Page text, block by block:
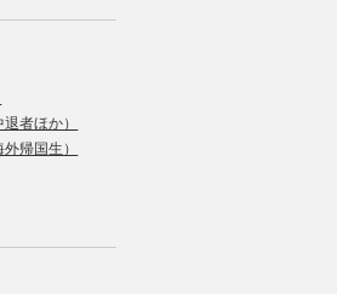
者ほか）
帰国生）